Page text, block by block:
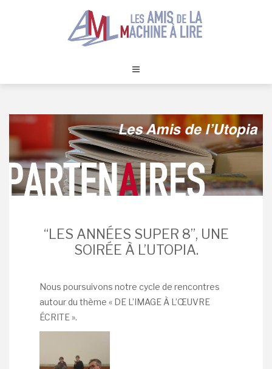
“LES ANNÉES SUPER 8”, UNE
SOIRÉE À L’UTOPIA.
Nous poursuivons notre cycle de rencontres
autour du thème « DE L’IMAGE À L’ŒUVRE
ÉCRITE ».